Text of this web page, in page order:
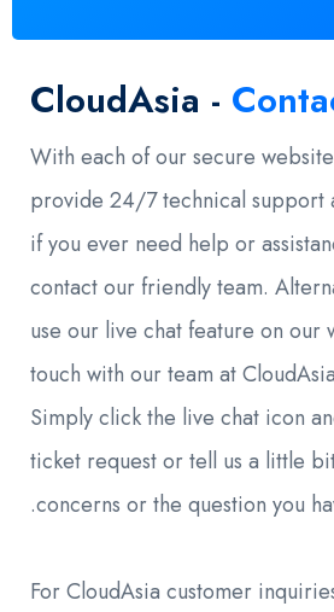
CloudAsia -
With each of our secure
provide 24/7 technical support
if you ever need help or
contact our friendly team.
use our live chat feature on our
touch with our team at
Simply click the live chat icon
ticket request or tell us a little
concerns or the question you
For CloudAsia customer